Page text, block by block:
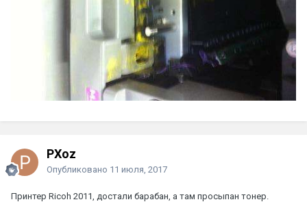
PXoz
Опубликовано 11 июля, 2017
Принтер Ricoh 2011, достали барабан, а там просыпан тонер.